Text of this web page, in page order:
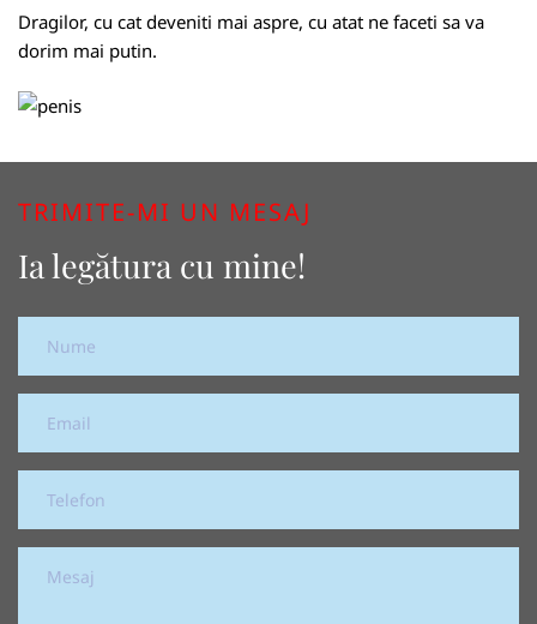
Dragilor, cu cat deveniti mai aspre, cu atat ne faceti sa va
dorim mai putin.
TRIMITE-MI UN MESAJ
Ia legătura cu mine!